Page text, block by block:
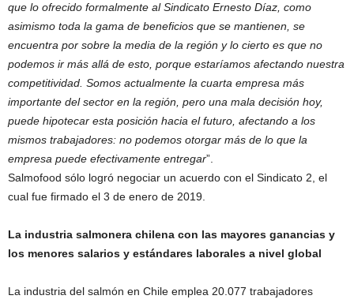
que lo ofrecido formalmente al Sindicato Ernesto Díaz, como
asimismo toda la gama de beneficios que se mantienen, se
encuentra por sobre la media de la región y lo cierto es que no
podemos ir más allá de esto, porque estaríamos afectando nuestra
competitividad. Somos actualmente la cuarta empresa más
importante del sector en la región, pero una mala decisión hoy,
puede hipotecar esta posición hacia el futuro, afectando a los
mismos trabajadores: no podemos otorgar más de lo que la
empresa puede efectivamente entregar”.
Salmofood sólo logró negociar un acuerdo con el Sindicato 2, el
cual fue firmado el 3 de enero de 2019.
La industria salmonera chilena con las mayores ganancias y
los menores salarios y estándares laborales a nivel global
La industria del salmón en Chile emplea 20.077 trabajadores